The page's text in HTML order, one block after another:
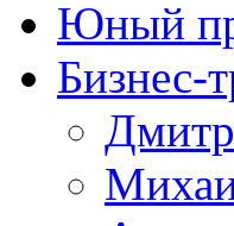
Юный
Бизнес-